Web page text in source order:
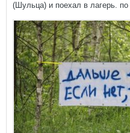
(Шульца) и поехал в лагерь. по